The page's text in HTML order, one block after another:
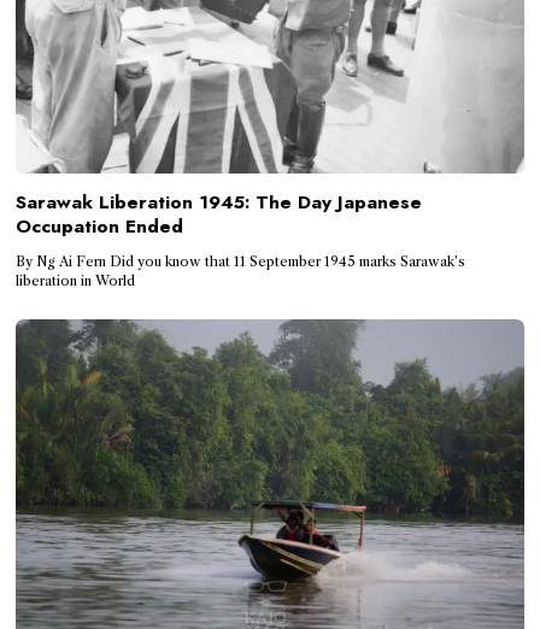
Sarawak Liberation 1945: The Day Japanese
Occupation Ended
By Ng Ai Fern Did you know that 11 September 1945 marks Sarawak’s
liberation in World